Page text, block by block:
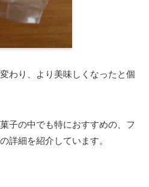
わり、より美味しくなったと個
子の中でも特におすすめの、フ
詳細を紹介しています。